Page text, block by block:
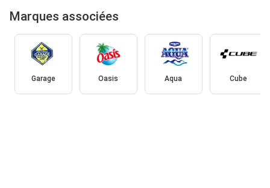
Marques associées
Garage Oasis Aqua Cube